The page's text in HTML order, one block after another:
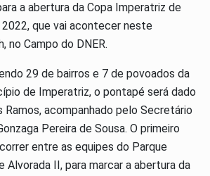
a abertura da Copa Imperatriz de
que vai acontecer neste
no Campo do DNER.
29 de bairros e 7 de povoados da
de Imperatriz, o pontapé será dado
acompanhado pelo Secretário
Pereira de Sousa. O primeiro
entre as equipes do Parque
Alvorada II, para marcar a abertura da